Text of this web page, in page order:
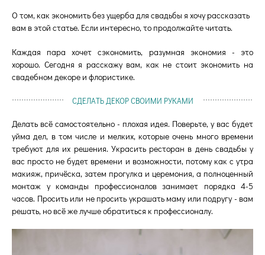
О том, как экономить без ущерба для свадьбы я хочу рассказать
вам в этой статье. Если интересно, то продолжайте читать.
Каждая пара хочет сэкономить, разумная экономия - это
хорошо. Сегодня я расскажу вам, как не стоит экономить на
свадебном декоре и флористике.
СДЕЛАТЬ ДЕКОР СВОИМИ РУКАМИ
Делать всё самостоятельно - плохая идея. Поверьте, у вас будет
уйма дел, в том числе и мелких, которые очень много времени
требуют для их решения. Украсить ресторан в день свадьбы у
вас просто не будет времени и возможности, потому как с утра
макияж, причёска, затем прогулка и церемония, а полноценный
монтаж у команды профессионалов занимает порядка 4-5
часов. Просить или не просить украшать маму или подругу - вам
решать, но всё же лучше обратиться к профессионалу.